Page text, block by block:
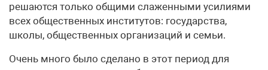
решаются только общими слаженными усилиями
всех общественных институтов: государства,
школы, общественных организаций и семьи.
Очень много было сделано в этот период для